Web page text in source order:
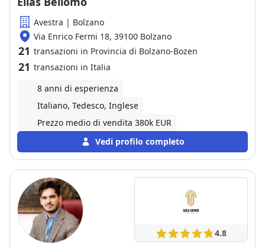
Avestra | Bolzano
Via Enrico Fermi 18, 39100 Bolzano
21 transazioni in Provincia di Bolzano-Bozen
21 transazioni in Italia
8 anni di esperienza
Italiano, Tedesco, Inglese
Prezzo medio di vendita 380k EUR
Vedi profilo completo
4.8